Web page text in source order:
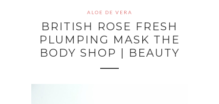
ALOE DE VERA
BRITISH ROSE FRESH
PLUMPING MASK THE
BODY SHOP | BEAUTY